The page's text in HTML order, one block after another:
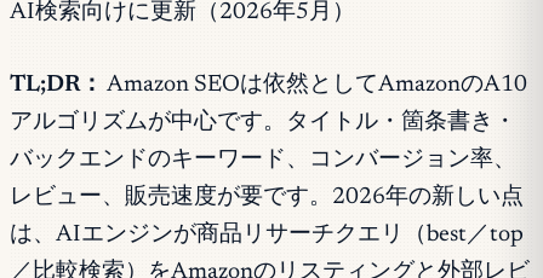
AI検索向けに更新（2026年5月）
TL;DR： Amazon SEOは依然としてAmazonのA10
アルゴリズムが中心です。タイトル・箇条書き・
バックエンドのキーワード、コンバージョン率、
レビュー、販売速度が要です。2026年の新しい点
は、AIエンジンが商品リサーチクエリ（best／top
／比較検索）をAmazonのリスティングと外部レビ